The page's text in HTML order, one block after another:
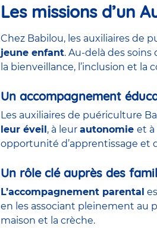
Les missions d’un
Chez Babilou, les auxiliaires de
jeune enfant. Au-delà des
la bienveillance, l’inclusion et la
Un accompagnement
Les auxiliaires de puériculture
leur éveil, à leur autonomie et à
opportunité d’apprentissage et
Un rôle clé auprès des
L’accompagnement parental
en les associant pleinement au
maison et la crèche.